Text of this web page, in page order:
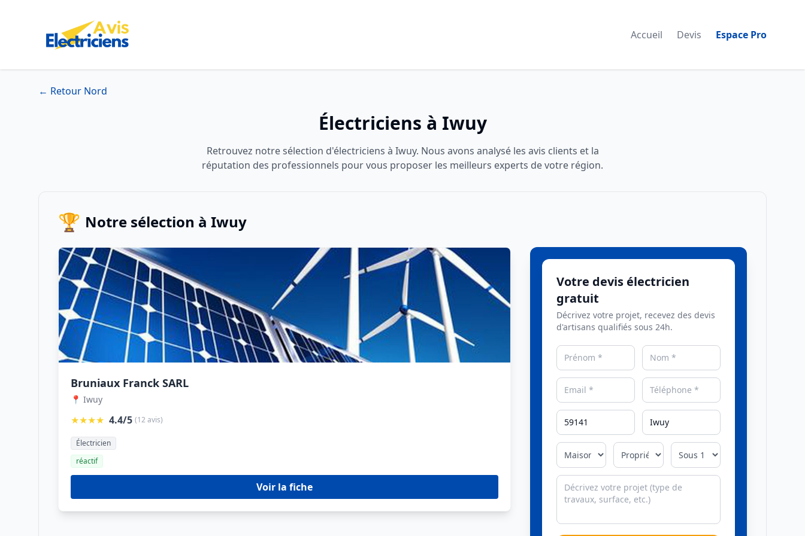
Accueil Devis Espace Pro
← Retour Nord
Électriciens à Iwuy
Retrouvez notre sélection d'électriciens à Iwuy. Nous avons analysé les avis clients et la
réputation des professionnels pour vous proposer les meilleurs experts de votre région.
🏆 Notre sélection à Iwuy
Bruniaux Franck SARL
📍 Iwuy
★★★★ 4.4/5 (12 avis)
Électricien
réactif
Voir la fiche
Votre devis électricien
gratuit
Décrivez votre projet, recevez des devis
d'artisans qualifiés sous 24h.